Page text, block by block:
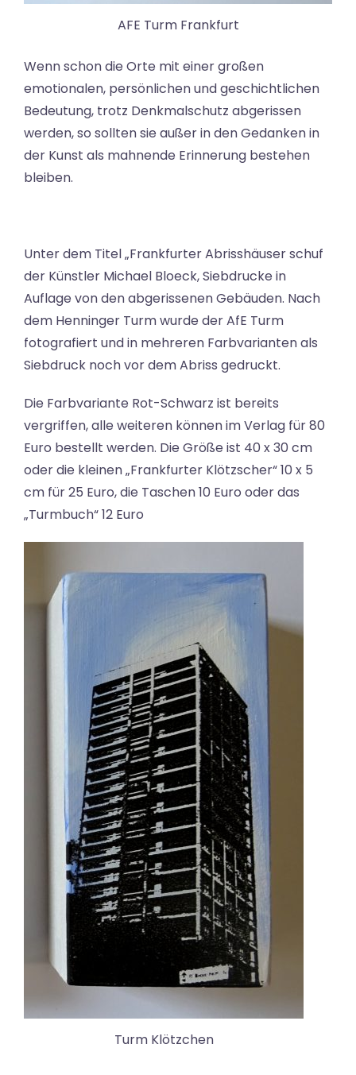
AFE Turm Frankfurt
Wenn schon die Orte mit einer großen
emotionalen, persönlichen und geschichtlichen
Bedeutung, trotz Denkmalschutz abgerissen
werden, so sollten sie außer in den Gedanken in
der Kunst als mahnende Erinnerung bestehen
bleiben.
Unter dem Titel „Frankfurter Abrisshäuser schuf
der Künstler Michael Bloeck, Siebdrucke in
Auflage von den abgerissenen Gebäuden. Nach
dem Henninger Turm wurde der AfE Turm
fotografiert und in mehreren Farbvarianten als
Siebdruck noch vor dem Abriss gedruckt.
Die Farbvariante Rot-Schwarz ist bereits
vergriffen, alle weiteren können im Verlag für 80
Euro bestellt werden. Die Größe ist 40 x 30 cm
oder die kleinen „Frankfurter Klötzscher“ 10 x 5
cm für 25 Euro, die Taschen 10 Euro oder das
„Turmbuch“ 12 Euro
Turm Klötzchen